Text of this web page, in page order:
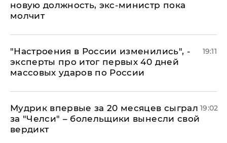
новую должность, экс-министр пока
молчит
"Настроения в России изменились", -
эксперты про итог первых 40 дней
массовых ударов по России
19:11
Мудрик впервые за 20 месяцев сыграл
за "Челси" – болельщики вынесли свой
вердикт
19:02